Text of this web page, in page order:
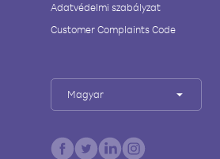
Adatvédelmi szabályzat
Customer Complaints Code
Magyar